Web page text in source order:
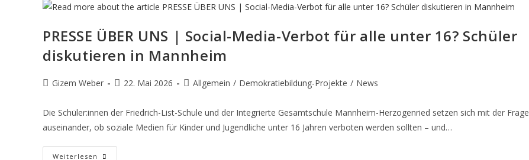
PRESSE ÜBER UNS | Social-Media-Verbot für alle unter 16? Schüler
diskutieren in Mannheim
Gizem Weber 22. Mai 2026 Allgemein / Demokratiebildung-Projekte / News
Die Schüler:innen der Friedrich-List-Schule und der Integrierte Gesamtschule Mannheim-Herzogenried setzen sich mit der Frage
auseinander, ob soziale Medien für Kinder und Jugendliche unter 16 Jahren verboten werden sollten – und…
Weiterlesen